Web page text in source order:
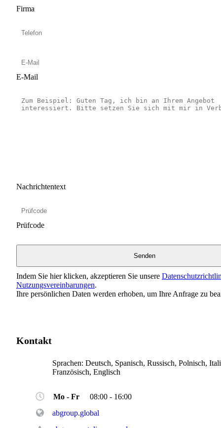
Firma
E-Mail
Nachrichtentext
Prüfcode
Indem Sie hier klicken, akzeptieren Sie unsere
Nutzungsvereinbarungen.
Ihre persönlichen Daten werden erhoben, um Ihre Anfrage zu
Kontakt
Sprachen: Deutsch, Spanisch, Russisch, Polnisch,
Französisch, Englisch
Mo - Fr
08:00 - 16:00
abgroup.global